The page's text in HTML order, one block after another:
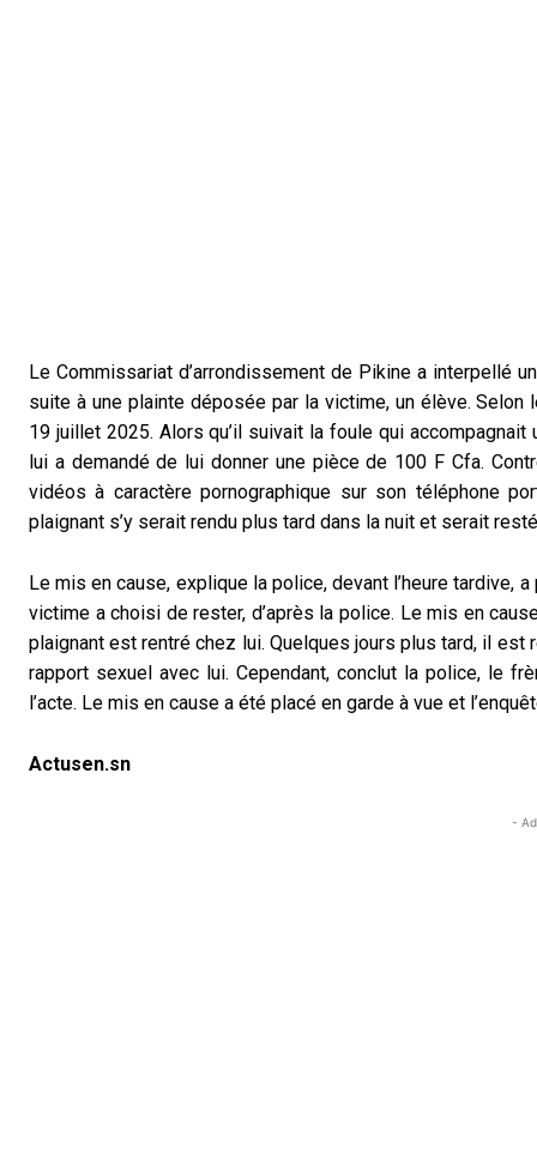
Le Commissariat d’arrondissement de Pikine a interpellé
suite à une plainte déposée par la victime, un élève.
19 juillet 2025. Alors qu’il suivait la foule qui
lui a demandé de lui donner une pièce de 100 F Cfa.
vidéos à caractère pornographique sur son téléphone
plaignant s’y serait rendu plus tard dans la nuit et serait
Le mis en cause, explique la police, devant l’heure tardive,
victime a choisi de rester, d’après la police. Le mis en
plaignant est rentré chez lui. Quelques jours plus tard, il est
rapport sexuel avec lui. Cependant, conclut la police, le
l’acte. Le mis en cause a été placé en garde à vue et
Actusen.sn
-